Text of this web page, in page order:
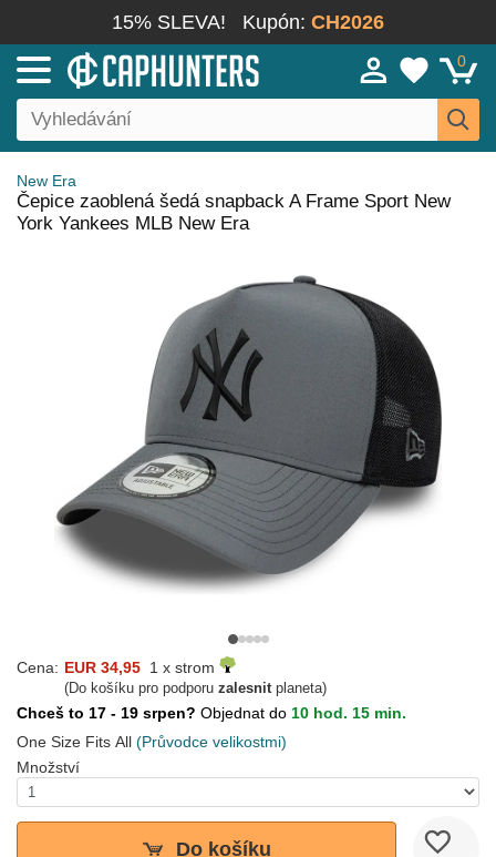
15% SLEVA! Kupón: CH2026
0
New Era
Čepice zaoblená šedá snapback A Frame Sport New
York Yankees MLB New Era
Cena: EUR 34,95 1 x strom
(Do košíku pro podporu zalesnitplaneta)
Chceš to 17 - 19 srpen? Objednat do 10 hod. 15 min.
One Size Fits All (Průvodce velikostmi)
Množství
Do košíku